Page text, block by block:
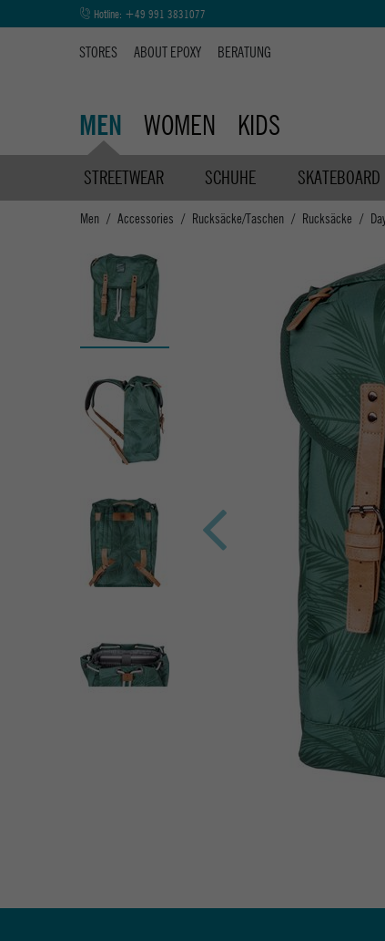
Hotline: +49 991 3831077
STORES ABOUT EPOXY BERATUNG
MEN WOMEN KIDS
STREETWEAR SCHUHE SKATEBOARD
Men Accessories Rucksäcke/Taschen Rucksäcke